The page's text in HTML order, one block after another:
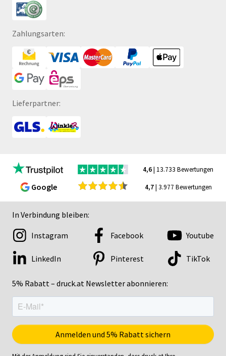
Zahlungsarten:
Lieferpartner:
4,6| 13.733 Bewertungen
Google 4,7| 3.977 Bewertungen
In Verbindung bleiben:
5% Rabatt – druck.at Newsletter abonnieren:
Instagram Facebook Youtube
LinkedIn Pinterest TikTok